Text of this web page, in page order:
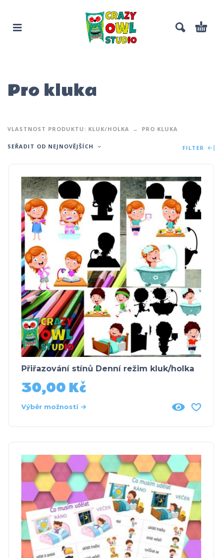
Pro kluka
VLASTNOST PRODUKTU: KLUK/HOLKA PRO KLUKA
SEŘADIT OD NEJNOVĚJŠÍCH FILTER
Přiřazování stínů Denní režim kluk/holka
30,00 Kč
Výběr možností